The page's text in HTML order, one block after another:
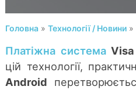
Головна »Технології / Новини »
Платіжна система Visa
цій технології,
Android